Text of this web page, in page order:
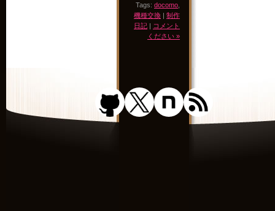
Tags: docomo
機種交換 | 制作
日記 | コメント
ください »